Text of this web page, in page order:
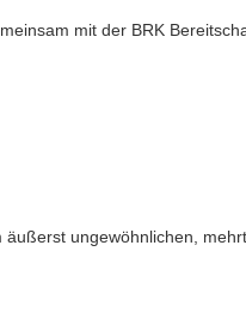
mit der BRK
ungewöhnlichen,